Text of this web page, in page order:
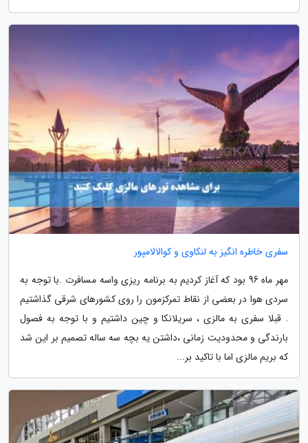
سفری خاطره انگیز به لنکاوی و کوالالامپور
مهر ماه 96 بود که آغاز کردیم به برنامه ریزی واسه مسافرت .با توجه به
سردی هوا در بعضی از نقاط تمرکزمون را روی کشورهای شرقی گذاشتیم
. قبلا سفری به مالزی ، سریلانکا و چین داشتیم و با توجه به فصول
بارندگی و محدودیت زمانی ،داشتن یه بچه سه ساله تصمیم بر این شد
که بریم مالزی اما با تاکید بر...